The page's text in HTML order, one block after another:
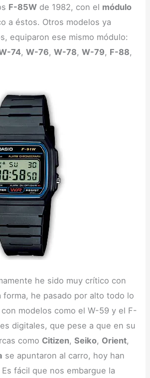
F-85W de 1982, con el módulo
a éstos. Otros modelos ya
equiparon ese mismo módulo:
74,W-76,W-78,W-79, F-88,
he sido muy crítico con
forma, he pasado por alto todo lo
modelos como el W-59 y el F-
digitales, que pese a que en su
como Citizen,Seiko, Orient,
se apuntaron al carro, hoy han
fácil que nos embargue la